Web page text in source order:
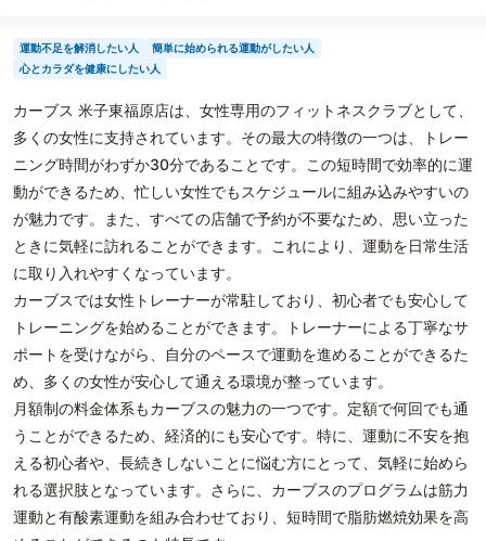
運動不足を解消したい人
簡単に始められる運動がしたい人
心とカラダを健康にしたい人
カーブス 米子東福原店は、女性専用のフィットネスクラブとして、
多くの女性に支持されています。その最大の特徴の一つは、トレー
ニング時間がわずか30分であることです。この短時間で効率的に運
動ができるため、忙しい女性でもスケジュールに組み込みやすいの
が魅力です。また、すべての店舗で予約が不要なため、思い立った
ときに気軽に訪れることができます。これにより、運動を日常生活
に取り入れやすくなっています。
カーブスでは女性トレーナーが常駐しており、初心者でも安心して
トレーニングを始めることができます。トレーナーによる丁寧なサ
ポートを受けながら、自分のペースで運動を進めることができるた
め、多くの女性が安心して通える環境が整っています。
月額制の料金体系もカーブスの魅力の一つです。定額で何回でも通
うことができるため、経済的にも安心です。特に、運動に不安を抱
える初心者や、長続きしないことに悩む方にとって、気軽に始めら
れる選択肢となっています。さらに、カーブスのプログラムは筋力
運動と有酸素運動を組み合わせており、短時間で脂肪燃焼効果を高